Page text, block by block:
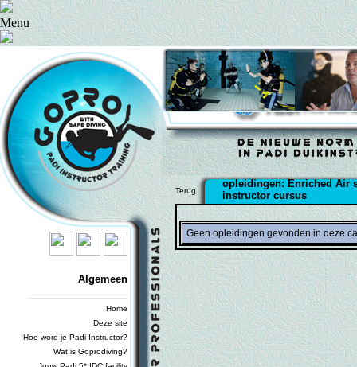
Menu
Algemeen
Home
Deze site
Hoe word je Padi Instructor?
Wat is Goprodiving?
Terug
opleidingen: Enriched Air
instructor cursus
Geen opleidingen gevonden in deze